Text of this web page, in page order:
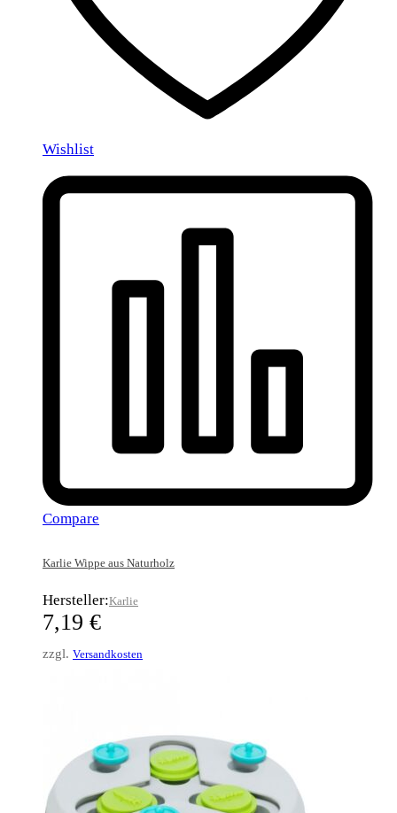
Wishlist
Compare
Karlie Wippe aus Naturholz
Hersteller:Karlie
7,19 €
zzgl. Versandkosten